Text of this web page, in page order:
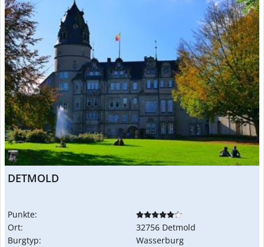
DETMOLD
Punkte:
Ort:
32756 Detmold
Burgtyp:
Wasserburg